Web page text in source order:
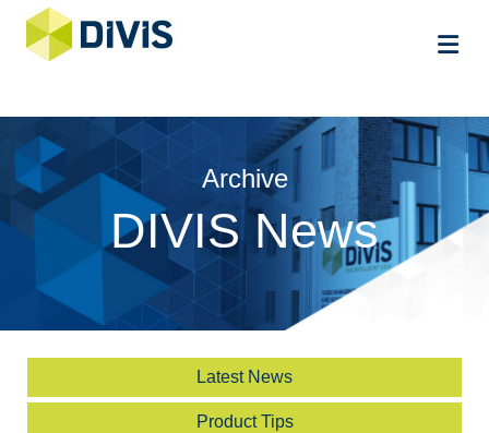
Archive
DIVIS News
Latest News
Product Tips